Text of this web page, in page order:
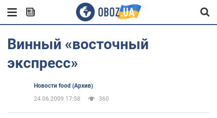
Винный «восточный
экспресс»
Новости food (Архив)
24.06.2009 17:58
360